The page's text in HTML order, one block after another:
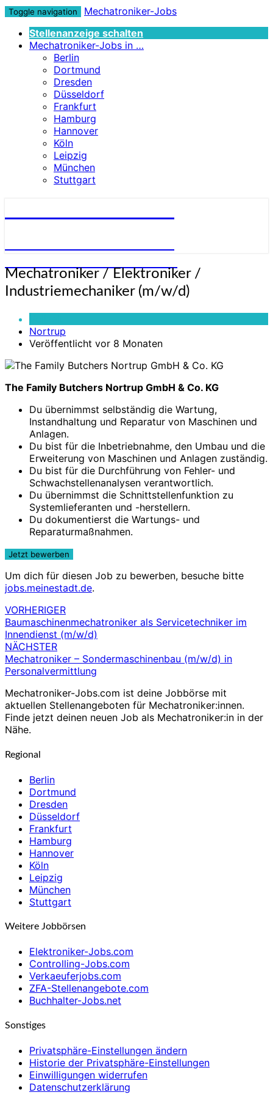
Toggle navigation
Mechatroniker-Jobs
Stellenanzeige schalten
Mechatroniker-Jobs in …
Berlin
Dortmund
Dresden
Düsseldorf
Frankfurt
Hamburg
Hannover
Köln
Leipzig
München
Stuttgart
Mechatroniker
/
Elektroniker
Industriemechaniker
(m/w/d)
Mechatroniker / Elektroniker /
Industriemechaniker (m/w/d)
Nortrup
Veröffentlicht vor 8 Monaten
The Family Butchers Nortrup GmbH & Co. KG
Du übernimmst selbständig die Wartung,
Instandhaltung und Reparatur von Maschinen und
Anlagen.
Du bist für die Inbetriebnahme, den Umbau und die
Erweiterung von Maschinen und Anlagen zuständig.
Du bist für die Durchführung von Fehler- und
Schwachstellenanalysen verantwortlich.
Du übernimmst die Schnittstellenfunktion zu
Systemlieferanten und -herstellern.
Du dokumentierst die Wartungs- und
Reparaturmaßnahmen.
Um dich für diesen Job zu bewerben, besuche bitte
jobs.meinestadt.de.
Beitragsnavigation
VORHERIGER
Baumaschinenmechatroniker als Servicetechniker im
Innendienst (m/w/d)
NÄCHSTER
Mechatroniker – Sondermaschinenbau (m/w/d) in
Personalvermittlung
Mechatroniker-Jobs.com ist deine Jobbörse mit
aktuellen Stellenangeboten für Mechatroniker:innen.
Finde jetzt deinen neuen Job als Mechatroniker:in in der
Nähe.
Regional
Berlin
Dortmund
Dresden
Düsseldorf
Frankfurt
Hamburg
Hannover
Köln
Leipzig
München
Stuttgart
Weitere Jobbörsen
Elektroniker-Jobs.com
Controlling-Jobs.com
Verkaeuferjobs.com
ZFA-Stellenangebote.com
Buchhalter-Jobs.net
Sonstiges
Privatsphäre-Einstellungen ändern
Historie der Privatsphäre-Einstellungen
Einwilligungen widerrufen
Datenschutzerklärung